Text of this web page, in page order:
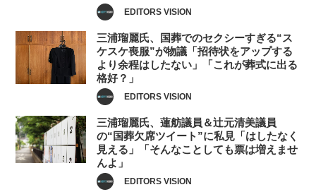
EDITORS VISION
三浦瑠麗氏、国葬でのセクシーすぎる“ス
ケスケ喪服”が物議「招待状をアップする
より余程はしたない」「これが葬式に出る
格好？」
EDITORS VISION
三浦瑠麗氏、蓮舫議員＆辻元清美議員
の“国葬欠席ツイート”に私見「はしたなく
見える」「そんなことしても票は増えませ
んよ」
EDITORS VISION